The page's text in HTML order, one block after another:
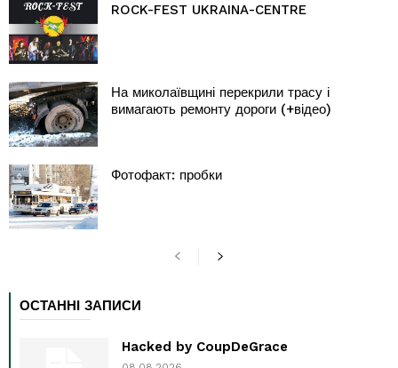
ROCK-FEST UKRAINA-CENTRE
На миколаївщині перекрили трасу і
вимагають ремонту дороги (+відео)
Фотофакт: пробки
ОСТАННІ ЗАПИСИ
Hacked by CoupDeGrace